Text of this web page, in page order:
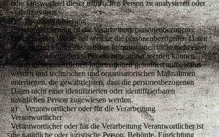
oder Ortswechsel dieser natürlichen Person zu analysieren oder
vorherzusagen.
f) Pseudonymisierung
Pseudonymisierung ist die Verarbeitung personenbezogener
Daten in einer Weise, auf welche die personenbezogenen Daten
ohne Hinzuziehung zusätzlicher Informationen nicht mehr einer
spezifischen betroffenen Person zugeordnet werden können,
sofern diese zusätzlichen Informationen gesondert aufbewahrt
werden und technischen und organisatorischen Maßnahmen
unterliegen, die gewährleisten, dass die personenbezogenen
Daten nicht einer identifizierten oder identifizierbaren
natürlichen Person zugewiesen werden.
g) Verantwortlicher oder für die Verarbeitung
Verantwortlicher
Verantwortlicher oder für die Verarbeitung Verantwortlicher ist
die natürliche oder juristische Person, Behörde, Einrichtung